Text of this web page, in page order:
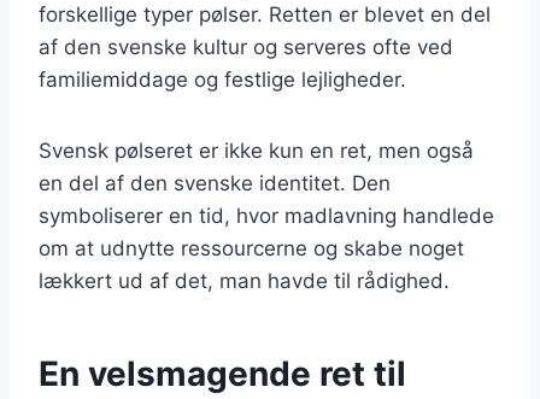
forskellige typer pølser. Retten er blevet en del
af den svenske kultur og serveres ofte ved
familiemiddage og festlige lejligheder.
Svensk pølseret er ikke kun en ret, men også
en del af den svenske identitet. Den
symboliserer en tid, hvor madlavning handlede
om at udnytte ressourcerne og skabe noget
lækkert ud af det, man havde til rådighed.
En velsmagende ret til